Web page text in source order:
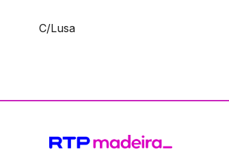
C/Lusa